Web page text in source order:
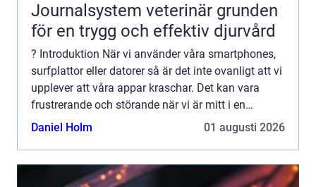
Journalsystem veterinär grunden
för en trygg och effektiv djurvård
? Introduktion När vi använder våra smartphones,
surfplattor eller datorer så är det inte ovanligt att vi
upplever att våra appar kraschar. Det kan vara
frustrerande och störande när vi är mitt i en
aktivitet eller när vi behöver använda en specifik ...
Daniel Holm 01 augusti 2026